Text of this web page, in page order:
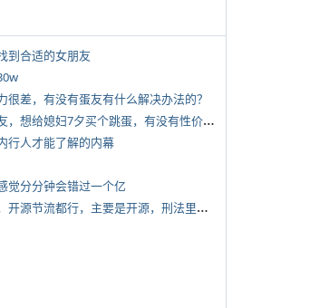
到合适的女朋友
差，有没有蛋友有什么解决办法的？
*
想请教有经验的蛋友，想给媳妇7夕买个跳蛋，有没有性价比高的推荐
行人才能了解的内幕
觉分分钟会错过一个亿
*
有啥搞钱的路子吗，开源节流都行，主要是开源，刑法里的咱不做